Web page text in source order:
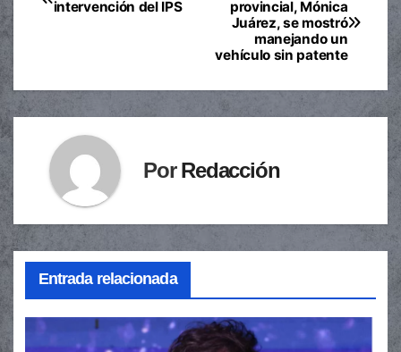
provincial, Mónica
Juárez, se mostró
manejando un
vehículo sin patente
intervención del IPS
PorRedacción
Entrada relacionada